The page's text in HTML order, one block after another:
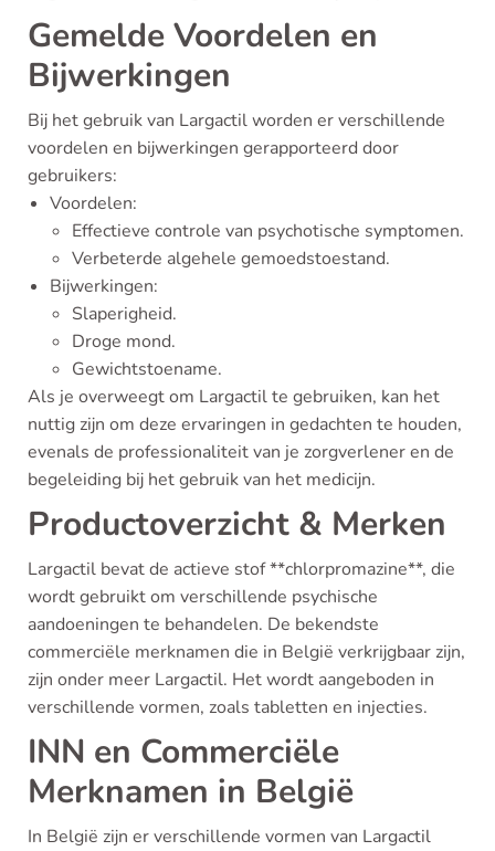
Gemelde Voordelen en
Bijwerkingen
Bij het gebruik van Largactil worden er verschillende
voordelen en bijwerkingen gerapporteerd door
gebruikers:
Voordelen:
Effectieve controle van psychotische symptomen.
Verbeterde algehele gemoedstoestand.
Bijwerkingen:
Slaperigheid.
Droge mond.
Gewichtstoename.
Als je overweegt om Largactil te gebruiken, kan het
nuttig zijn om deze ervaringen in gedachten te houden,
evenals de professionaliteit van je zorgverlener en de
begeleiding bij het gebruik van het medicijn.
Productoverzicht & Merken
Largactil bevat de actieve stof **chlorpromazine**, die
wordt gebruikt om verschillende psychische
aandoeningen te behandelen. De bekendste
commerciële merknamen die in België verkrijgbaar zijn,
zijn onder meer Largactil. Het wordt aangeboden in
verschillende vormen, zoals tabletten en injecties.
INN en Commerciële
Merknamen in België
In België zijn er verschillende vormen van Largactil